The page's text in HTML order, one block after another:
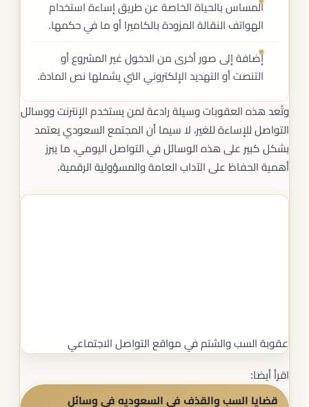
المساس بالحياة الخاصة عن طريق إساءة استخدام
الهواتف النقالة المزودة بالكاميرا أو ما في حكمها.
إضافة إلى صور أخرى من الدخول غير المشروع أو
التنصت أو التهديد الإلكتروني التي يشملها نص المادة.
وتُعد هذه العقوبات وسيلة رادعة لمن يستخدم الإنترنت ووسائل
التواصل للإساءة للغير، لا سيما أن المجتمع السعودي يعتمد
بشكل كبير على هذه الوسائل في التواصل اليومي، ما يبرز
أهمية الحفاظ على الآداب العامة والمسؤولية الرقمية.
عقوبة السب والشتم في مواقع التواصل الاجتماعي
اقرأ أيضا:
قضايا السب والقذف في السعوديه في وسائل